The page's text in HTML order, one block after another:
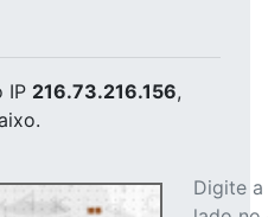
IP 216.73.216.156,
Digite